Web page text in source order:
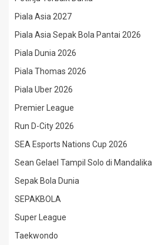
Piala Asia 2027
Piala Asia Sepak Bola Pantai 2026
Piala Dunia 2026
Piala Thomas 2026
Piala Uber 2026
Premier League
Run D-City 2026
SEA Esports Nations Cup 2026
Sean Gelael Tampil Solo di Mandalika
Sepak Bola Dunia
SEPAKBOLA
Super League
Taekwondo